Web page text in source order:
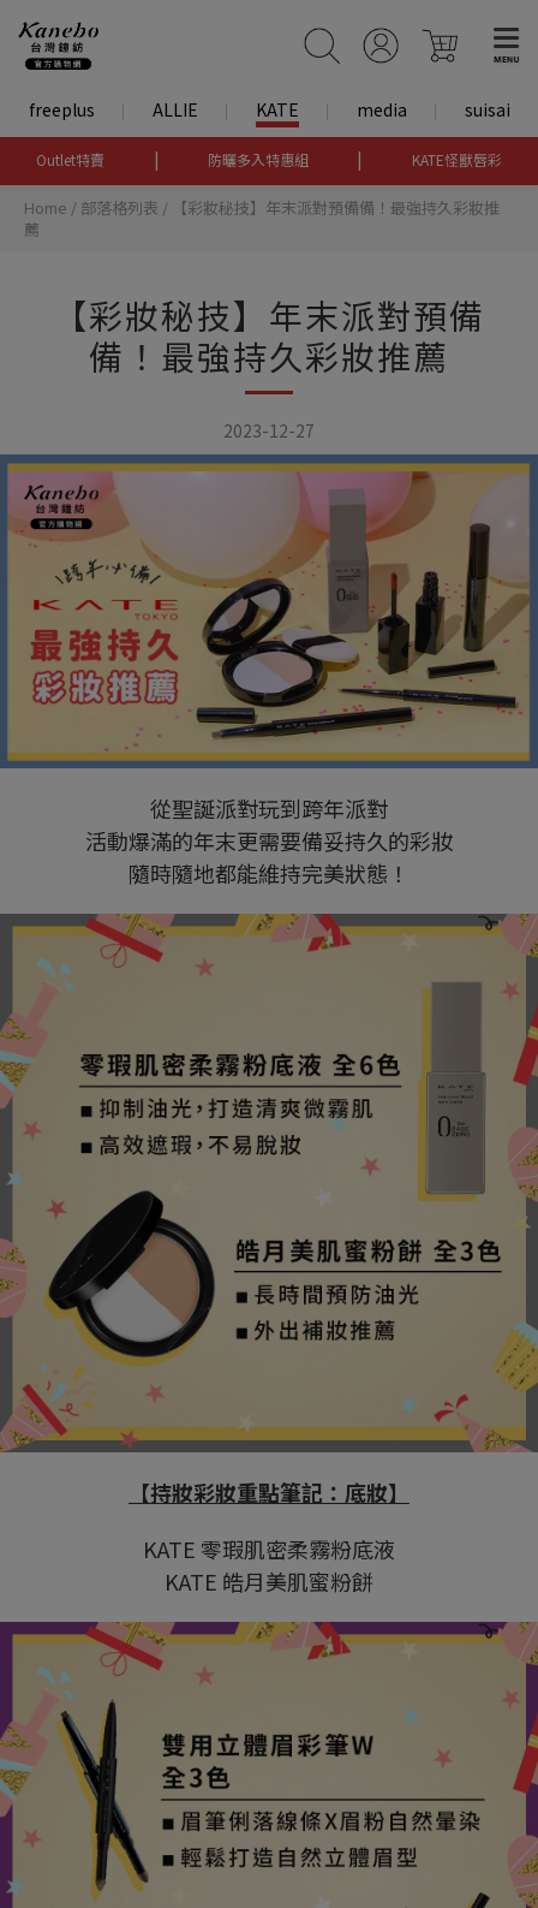
freeplus ALLIE KATE media suisai
Outlet特賣 | 防曬多入特惠組 | KATE怪獸唇彩
Home / 部落格列表 /
【彩妝秘技】年末派對預備備！最強持久彩妝推
薦
【彩妝秘技】年末派對預備
備！最強持久彩妝推薦
2023-12-27
從聖誕派對玩到跨年派對
活動爆滿的年末更需要備妥持久的彩妝
隨時隨地都能維持完美狀態！
【持妝彩妝重點筆記：底妝】
KATE 零瑕肌密柔霧粉底液
KATE 皓月美肌蜜粉餅